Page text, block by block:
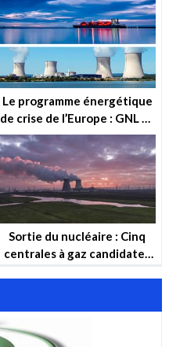
nucléaire
Le programme énergétique
de crise de l’Europe : GNL et
Nucléaire
Sortie du nucléaire : Cinq
centrales à gaz candidates